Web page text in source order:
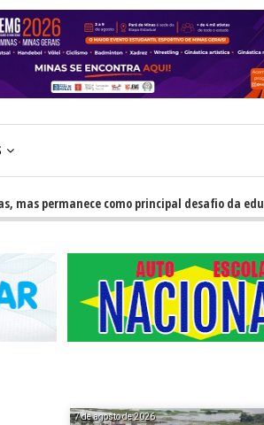
permanece como principal desafio da educação
7 de agosto de 2026